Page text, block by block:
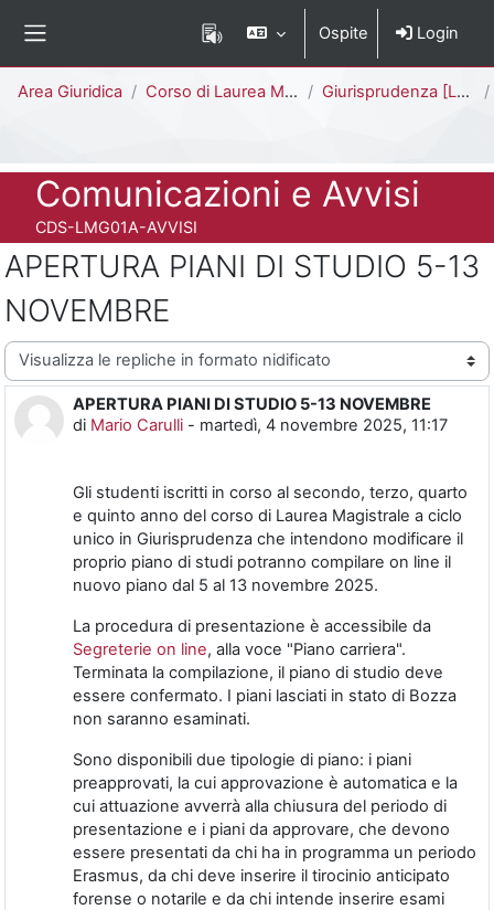
Ospite Login
Area Giuridica Corso di Laurea Magistrale a Ciclo Unico (5 anni) Giurisprudenza [LMG01A - 581]
Titolo del corso
Comunicazioni e Avvisi
Codice identificativo del corso
CDS-LMG01A-AVVISI
APERTURA PIANI DI STUDIO 5-13
NOVEMBRE
Modalità visualizzazione
APERTURA PIANI DI STUDIO 5-13 NOVEMBRE
di Mario Carulli - martedì, 4 novembre 2025, 11:17
Numero di risposte: 0
Gli studenti iscritti in corso al secondo, terzo, quarto
e quinto anno del corso di Laurea Magistrale a ciclo
unico in Giurisprudenza che intendono modificare il
proprio piano di studi potranno compilare on line il
nuovo piano dal 5 al 13 novembre 2025.
La procedura di presentazione è accessibile da
Segreterie on line, alla voce "Piano carriera".
Terminata la compilazione, il piano di studio deve
essere confermato. I piani lasciati in stato di Bozza
non saranno esaminati.
Sono disponibili due tipologie di piano: i piani
preapprovati, la cui approvazione è automatica e la
cui attuazione avverrà alla chiusura del periodo di
presentazione e i piani da approvare, che devono
essere presentati da chi ha in programma un periodo
Erasmus, da chi deve inserire il tirocinio anticipato
forense o notarile e da chi intende inserire esami